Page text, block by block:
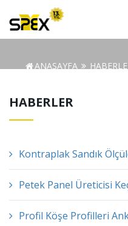
ANASAYFA
HABERLER
Kontraplak Sandık
Petek Panel Üreticisi
Profil Köşe Profilleri